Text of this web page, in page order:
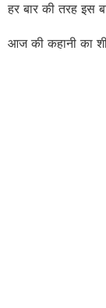
हर बार की तरह इस
आज की कहानी का